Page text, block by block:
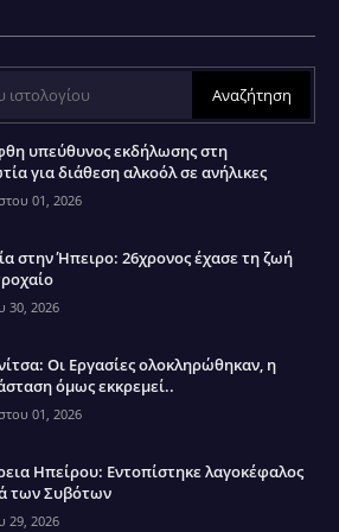
υπεύθυνος εκδήλωσης στη
για διάθεση αλκοόλ σε ανήλικες
01, 2026
στην Ήπειρο: 26χρονος έχασε τη ζωή
30, 2026
Οι Εργασίες ολοκληρώθηκαν, η
όμως εκκρεμεί..
01, 2026
Ηπείρου: Εντοπίστηκε λαγοκέφαλος
των Συβότων
29, 2026